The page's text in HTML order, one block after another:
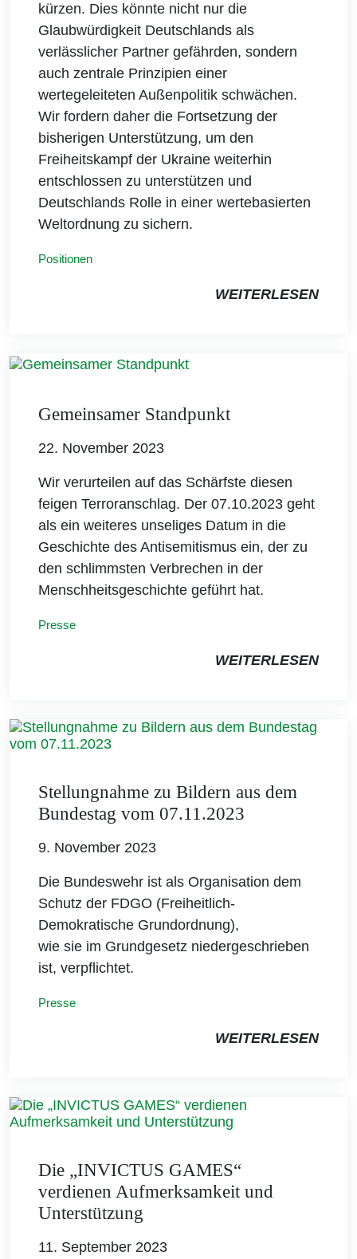
kürzen. Dies könnte nicht nur die
Glaubwürdigkeit Deutschlands als
verlässlicher Partner gefährden, sondern
auch zentrale Prinzipien einer
wertegeleiteten Außenpolitik schwächen.
Wir fordern daher die Fortsetzung der
bisherigen Unterstützung, um den
Freiheitskampf der Ukraine weiterhin
entschlossen zu unterstützen und
Deutschlands Rolle in einer wertebasierten
Weltordnung zu sichern.
Positionen
WEITERLESEN
Gemeinsamer Standpunkt
22. November 2023
Wir verurteilen auf das Schärfste diesen
feigen Terroranschlag. Der 07.10.2023 geht
als ein weiteres unseliges Datum in die
Geschichte des Antisemitismus ein, der zu
den schlimmsten Verbrechen in der
Menschheitsgeschichte geführt hat.
Presse
WEITERLESEN
Stellungnahme zu Bildern aus dem
Bundestag vom 07.11.2023
9. November 2023
Die Bundeswehr ist als Organisation dem
Schutz der FDGO (Freiheitlich-
Demokratische Grundordnung),
wie sie im Grundgesetz niedergeschrieben
ist, verpflichtet.
Presse
WEITERLESEN
Die „INVICTUS GAMES“
verdienen Aufmerksamkeit und
Unterstützung
11. September 2023